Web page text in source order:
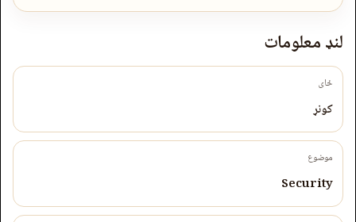
لنډ معلومات
ځای
کونړ
موضوع
Security